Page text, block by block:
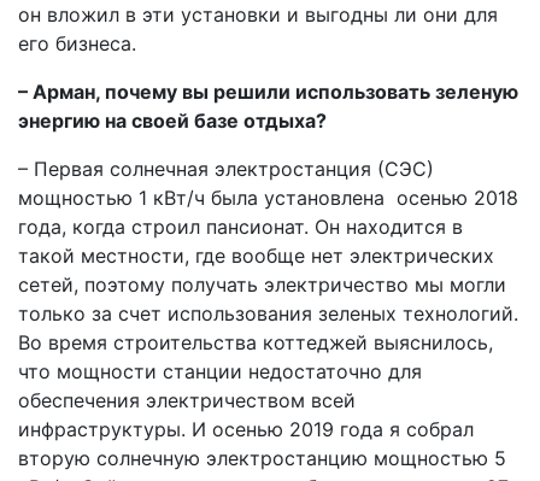
он вложил в эти установки и выгодны ли они для
его бизнеса.
– Арман, почему вы решили использовать зеленую
энергию на своей базе отдыха?
– Первая солнечная электростанция (СЭС)
мощностью 1 кВт/ч была установлена осенью 2018
года, когда строил пансионат. Он находится в
такой местности, где вообще нет электрических
сетей, поэтому получать электричество мы могли
только за счет использования зеленых технологий.
Во время строительства коттеджей выяснилось,
что мощности станции недостаточно для
обеспечения электричеством всей
инфраструктуры. И осенью 2019 года я собрал
вторую солнечную электростанцию мощностью 5